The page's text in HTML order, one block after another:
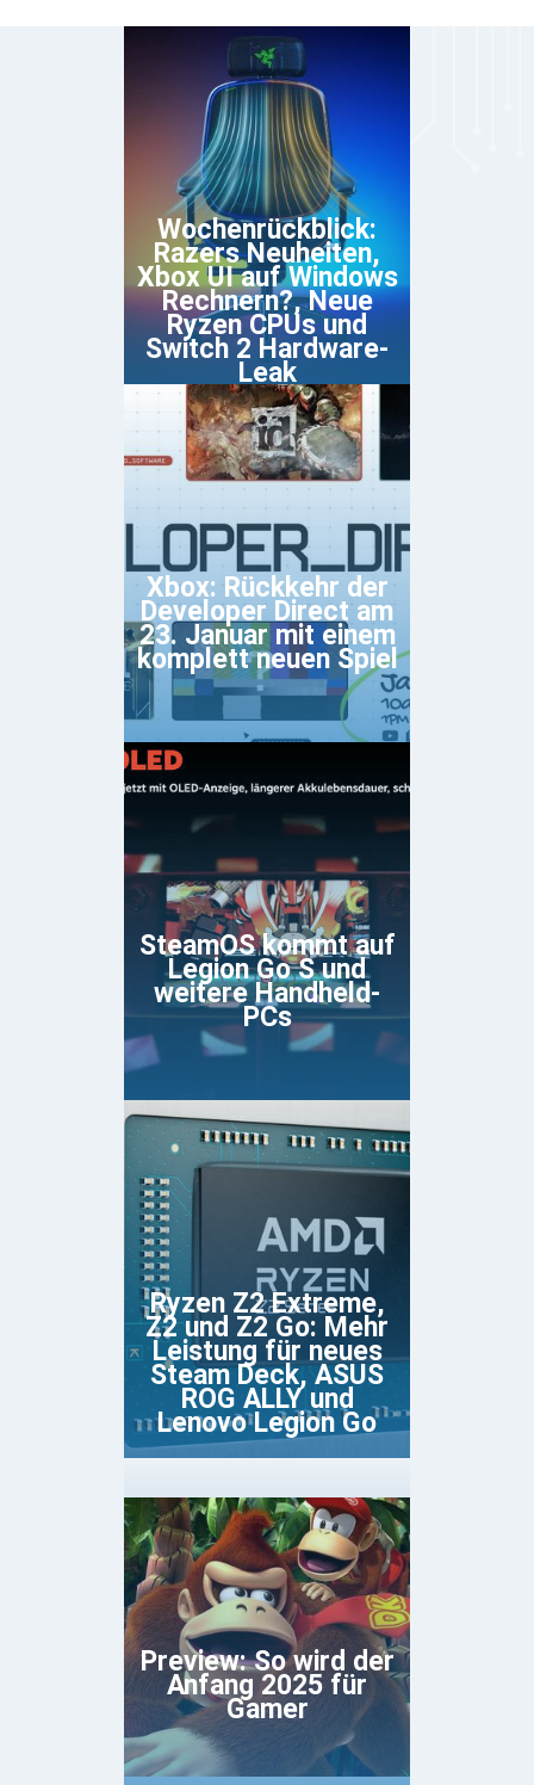
Wochenrückblick:
Razers Neuheiten,
Xbox UI auf Windows
Rechnern?, Neue
Ryzen CPUs und
Switch 2 Hardware-
Leak
Xbox: Rückkehr der
Developer Direct am
23. Januar mit einem
komplett neuen Spiel
SteamOS kommt auf
Legion Go S und
weitere Handheld-
PCs
Ryzen Z2 Extreme,
Z2 und Z2 Go: Mehr
Leistung für neues
Steam Deck, ASUS
ROG ALLY und
Lenovo Legion Go
Preview: So wird der
Anfang 2025 für
Gamer